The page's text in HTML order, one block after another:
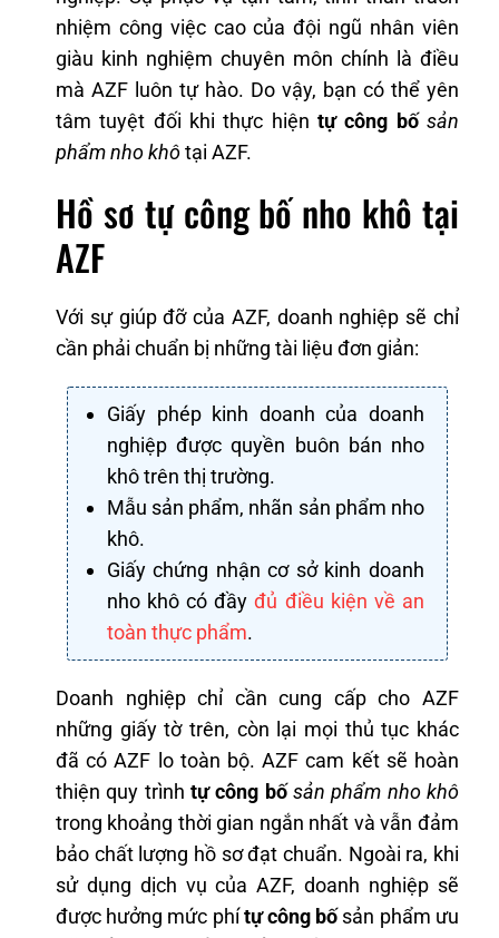
nhiệm công việc cao của đội ngũ nhân viên
giàu kinh nghiệm chuyên môn chính là điều
mà AZF luôn tự hào. Do vậy, bạn có thể yên
tâm tuyệt đối khi thực hiện tự công bố sản
phẩm nho khôtại AZF.
Hồ sơ tự công bố nho khô tại
AZF
Với sự giúp đỡ của AZF, doanh nghiệp sẽ chỉ
cần phải chuẩn bị những tài liệu đơn giản:
Giấy phép kinh doanh của doanh
nghiệp được quyền buôn bán nho
khô trên thị trường.
Mẫu sản phẩm, nhãn sản phẩm nho
khô.
Giấy chứng nhận cơ sở kinh doanh
nho khô có đầyđủ điều kiện về an
toàn thực phẩm.
Doanh nghiệp chỉ cần cung cấp cho AZF
những giấy tờ trên, còn lại mọi thủ tục khác
đã có AZF lo toàn bộ. AZF cam kết sẽ hoàn
thiện quy trình tự công bố sản phẩm nho khô
trong khoảng thời gian ngắn nhất và vẫn đảm
bảo chất lượng hồ sơ đạt chuẩn. Ngoài ra, khi
sử dụng dịch vụ của AZF, doanh nghiệp sẽ
được hưởng mức phítự công bốsản phẩm ưu